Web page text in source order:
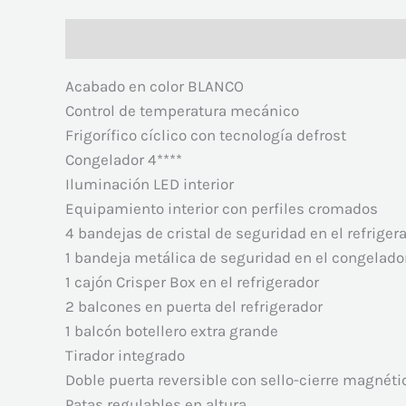
Acabado en color BLANCO
Control de temperatura mecánico
Frigorífico cíclico con tecnología defrost
Congelador 4****
Iluminación LED interior
Equipamiento interior con perfiles cromados
4 bandejas de cristal de seguridad en el
1 bandeja metálica de seguridad en el
1 cajón Crisper Box en el refrigerador
2 balcones en puerta del refrigerador
1 balcón botellero extra grande
Tirador integrado
Doble puerta reversible con sello-cierre